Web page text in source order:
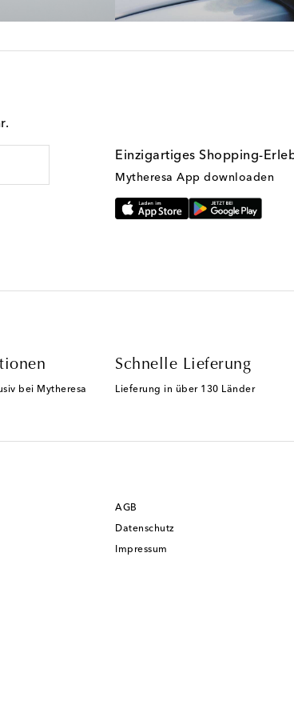
Einzigartiges Shopping-
Mytheresa App downloaden
bei Mytheresa
Schnelle Lieferung
Lieferung in über 130 Länder
AGB
Datenschutz
Impressum